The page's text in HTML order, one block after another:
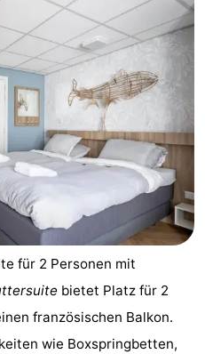
für 2 Personen mit
bietet Platz für 2
französischen Balkon.
wie Boxspringbetten,